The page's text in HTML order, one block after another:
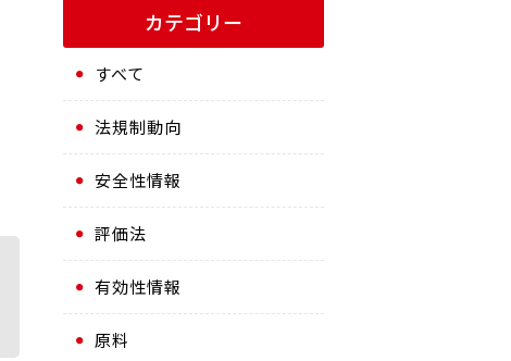
カテゴリー
すべて
法規制動向
安全性情報
評価法
有効性情報
原料